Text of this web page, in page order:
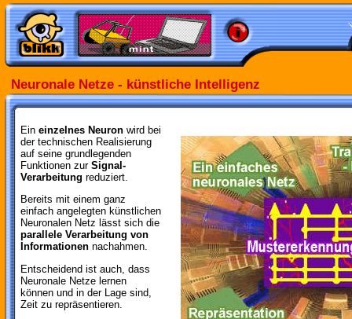
Neuronale Netze - künstliche Intelligenz
Ein einzelnes Neuron wird bei
der technischen Realisierung
auf seine grundlegenden
Funktionen zur Signal-
Verarbeitung reduziert.
Bereits mit einem ganz
einfach angelegten künstlichen
Neuronalen Netz lässt sich die
parallele Verarbeitung von
Informationen nachahmen.
Entscheidend ist auch, dass
Neuronale Netze lernen
können und in der Lage sind,
Zeit zu repräsentieren.